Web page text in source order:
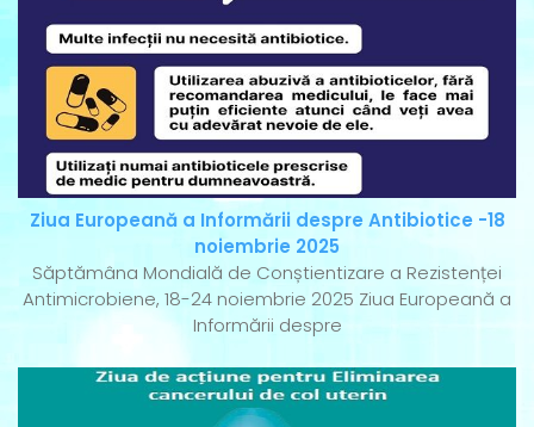
Ziua Europeană a Informării despre Antibiotice -18
noiembrie 2025
Săptămâna Mondială de Conștientizare a Rezistenței
Antimicrobiene, 18-24 noiembrie 2025 Ziua Europeană a
Informării despre